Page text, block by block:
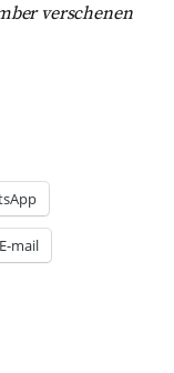
verschenen
E-mail